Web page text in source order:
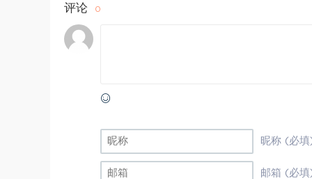
评论 0
昵称 (必填
邮箱 (必填